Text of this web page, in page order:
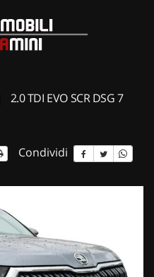
2.0 TDI EVO SCR DSG 7
Condividi